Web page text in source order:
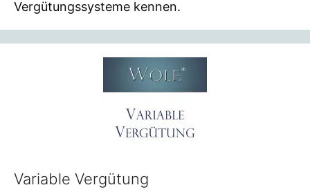
Vergütungssysteme kennen.
Variable Vergütung